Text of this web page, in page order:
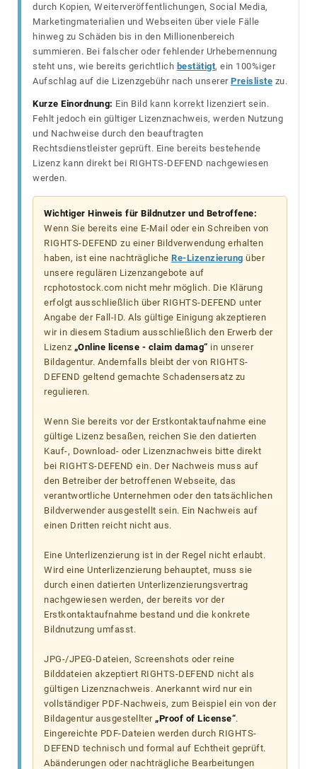
durch Kopien, Weiterveröffentlichungen, Social Media,
Marketingmaterialien und Webseiten über viele Fälle
hinweg zu Schäden bis in den Millionenbereich
summieren. Bei falscher oder fehlender Urhebernennung
steht uns, wie bereits gerichtlich bestätigt, ein 100%iger
Aufschlag auf die Lizenzgebühr nach unserer Preisliste zu.
Kurze Einordnung: Ein Bild kann korrekt lizenziert sein.
Fehlt jedoch ein gültiger Lizenznachweis, werden Nutzung
und Nachweise durch den beauftragten
Rechtsdienstleister geprüft. Eine bereits bestehende
Lizenz kann direkt bei RIGHTS-DEFEND nachgewiesen
werden.
Wichtiger Hinweis für Bildnutzer und Betroffene:
Wenn Sie bereits eine E-Mail oder ein Schreiben von
RIGHTS-DEFEND zu einer Bildverwendung erhalten
haben, ist eine nachträgliche Re-Lizenzierung über
unsere regulären Lizenzangebote auf
rcphotostock.com nicht mehr möglich. Die Klärung
erfolgt ausschließlich über RIGHTS-DEFEND unter
Angabe der Fall-ID. Als gültige Einigung akzeptieren
wir in diesem Stadium ausschließlich den Erwerb der
Lizenz „Online license - claim damag“ in unserer
Bildagentur. Andernfalls bleibt der von RIGHTS-
DEFEND geltend gemachte Schadensersatz zu
regulieren.
Wenn Sie bereits vor der Erstkontaktaufnahme eine
gültige Lizenz besaßen, reichen Sie den datierten
Kauf-, Download- oder Lizenznachweis bitte direkt
bei RIGHTS-DEFEND ein. Der Nachweis muss auf
den Betreiber der betroffenen Webseite, das
verantwortliche Unternehmen oder den tatsächlichen
Bildverwender ausgestellt sein. Ein Nachweis auf
einen Dritten reicht nicht aus.
Eine Unterlizenzierung ist in der Regel nicht erlaubt.
Wird eine Unterlizenzierung behauptet, muss sie
durch einen datierten Unterlizenzierungsvertrag
nachgewiesen werden, der bereits vor der
Erstkontaktaufnahme bestand und die konkrete
Bildnutzung umfasst.
JPG-/JPEG-Dateien, Screenshots oder reine
Bilddateien akzeptiert RIGHTS-DEFEND nicht als
gültigen Lizenznachweis. Anerkannt wird nur ein
vollständiger PDF-Nachweis, zum Beispiel ein von der
Bildagentur ausgestellter „Proof of License“.
Eingereichte PDF-Dateien werden durch RIGHTS-
DEFEND technisch und formal auf Echtheit geprüft.
Abänderungen oder nachträgliche Bearbeitungen